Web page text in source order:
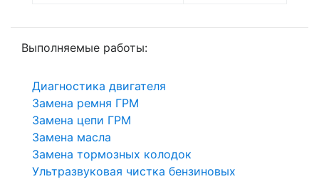
Выполняемые работы:
Диагностика двигателя
Замена ремня ГРМ
Замена цепи ГРМ
Замена масла
Замена тормозных колодок
Ультразвуковая чистка бензиновых